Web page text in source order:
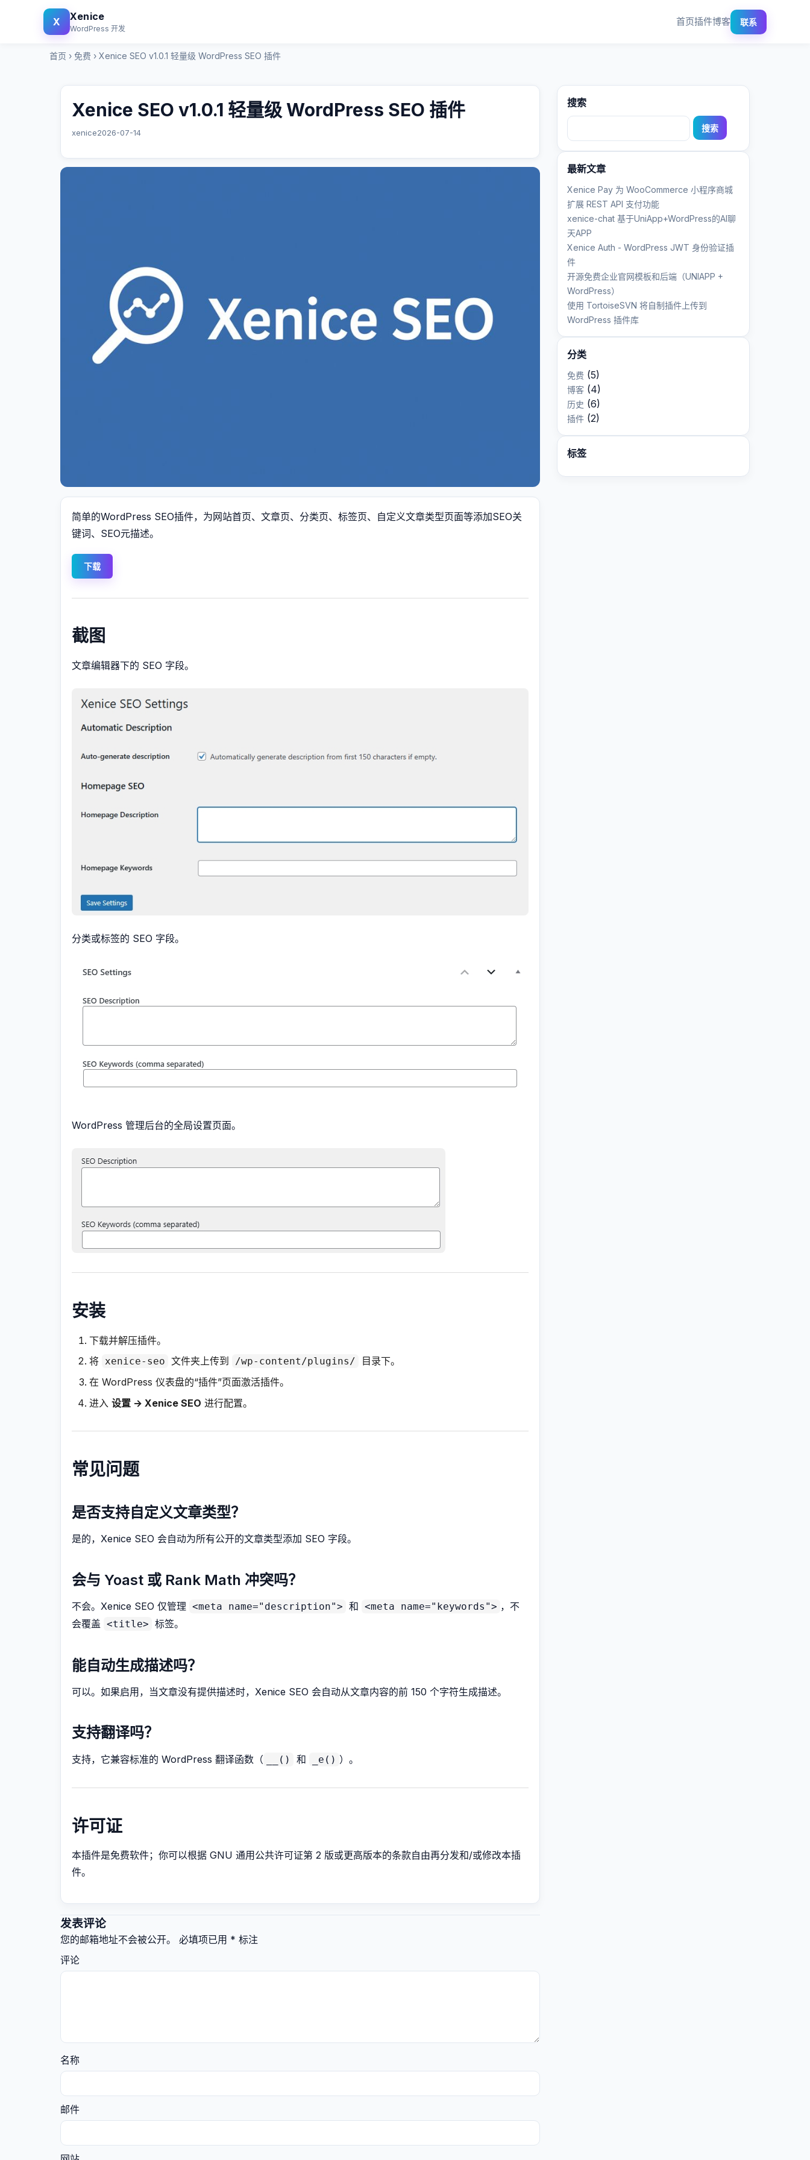
X Xenice
WordPress 开发
首页插件博客 联系
首页 › 免费 › Xenice SEO v1.0.1 轻量级 WordPress SEO 插件
Xenice SEO v1.0.1 轻量级 WordPress SEO 插件
xenice2026-07-14
简单的WordPress SEO插件，为网站首页、文章页、分类页、标签页、自定义文章类型页面等添加SEO关
键词、SEO元描述。
下载
截图
文章编辑器下的 SEO 字段。
分类或标签的 SEO 字段。
WordPress 管理后台的全局设置页面。
安装
下载并解压插件。
将 xenice-seo 文件夹上传到 /wp-content/plugins/
目录下。
在 WordPress 仪表盘的“插件”页面激活插件。
进入 设置 → Xenice SEO 进行配置。
常见问题
是否支持自定义文章类型？
是的，Xenice SEO 会自动为所有公开的文章类型添加 SEO 字段。
会与 Yoast 或 Rank Math 冲突吗？
不会。Xenice SEO 仅管理 <meta name="description"> 和 <meta name="keywords"> ，不
会覆盖 <title> 标签。
能自动生成描述吗？
可以。如果启用，当文章没有提供描述时，Xenice SEO 会自动从文章内容的前 150 个字符生成描述。
支持翻译吗？
支持，它兼容标准的 WordPress 翻译函数（ __() 和 _e() ）。
许可证
本插件是免费软件；你可以根据 GNU 通用公共许可证第 2 版或更高版本的条款自由再分发和/或修改本插
件。
发表评论
您的邮箱地址不会被公开。 必填项已用 * 标注
评论
名称
邮件
搜索
搜
索：
最新文章
Xenice Pay 为 WooCommerce 小程序商城
扩展 REST API 支付功能
xenice-chat 基于UniApp+WordPress的AI聊
天APP
Xenice Auth - WordPress JWT 身份验证插
件
开源免费企业官网模板和后端（UNIAPP +
WordPress）
使用 TortoiseSVN 将自制插件上传到
WordPress 插件库
分类
免费 (5)
博客 (4)
历史 (6)
插件 (2)
标签